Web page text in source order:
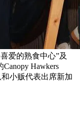
爱的熟食中心”及
Hawkers
小贩代表出席新加